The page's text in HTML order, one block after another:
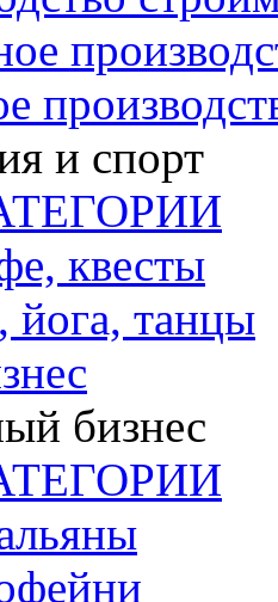
и спорт
квесты
йога, танцы
бизнес